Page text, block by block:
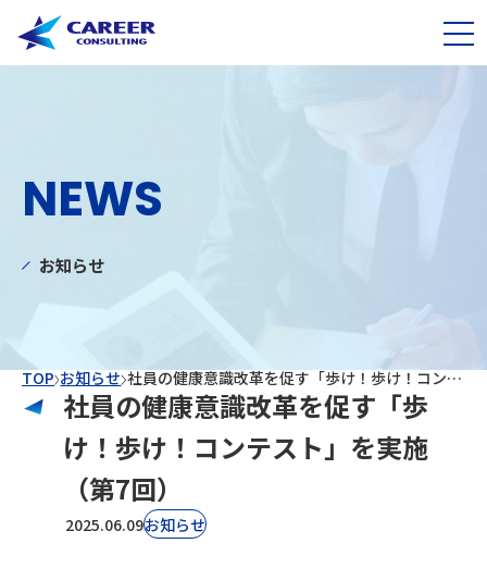
NEWS
お知らせ
TOP お知らせ 社員の健康意識改革を促す「歩け！歩け！コンテスト」を実施（第7回）
社員の健康意識改革を促す「歩
け！歩け！コンテスト」を実施
（第7回）
2025.06.09お知らせ